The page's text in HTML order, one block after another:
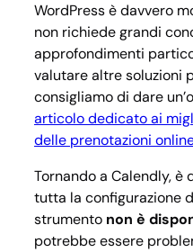
WordPress è davvero
non richiede grandi
approfondimenti
valutare altre soluzioni
consigliamo di dare
articolo dedicato ai
delle prenotazioni
Tornando a Calendly, è
tutta la configurazione
strumento non è
potrebbe essere